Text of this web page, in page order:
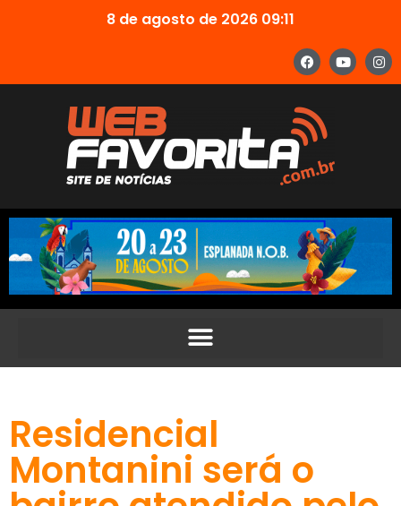
8 de agosto de 2026 09:11
Residencial
Montanini será o